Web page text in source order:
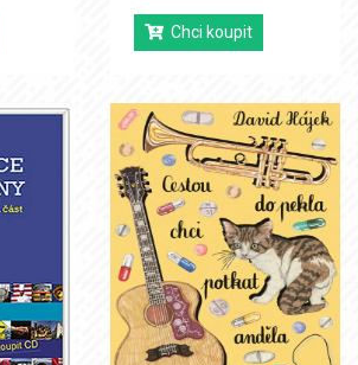
Chci koupit